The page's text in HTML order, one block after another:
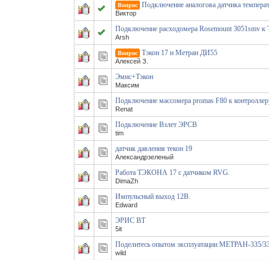
Вопрос Подключение аналогова датчика
Виктор
Подключение расходомера Rosemount 3051smv
Arsh
Вопрос Тэкон 17 и Метран ДИ55
Алексей З.
Эмис+Тэкон
Максим
Подключение массомера promas F80 к
Renat
Подключение Взлет ЭРСВ
tim
датчик давления текон 19
Александрзеленый
Работа ТЭКОНА 17 с датчиком RVG.
DimaZh
Импульсный выход 12В.
Edward
ЭРИС ВТ
5it
Поделитесь опытом эксплуатации МЕТРАН-335/
wild